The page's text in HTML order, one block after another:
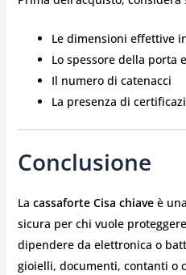
Le dimensioni effettive
Lo spessore della porta
Il numero di catenacci
La presenza di
Conclusione
La cassaforte Cisa chiaveè
sicura per chi vuole
dipendere da elettronica o
gioielli, documenti, contanti o